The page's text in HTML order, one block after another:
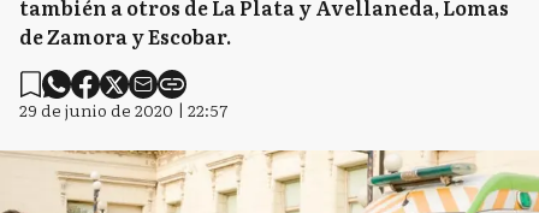
también a otros de La Plata y Avellaneda, Lomas
de Zamora y Escobar.
29 de junio de 2020 | 22:57